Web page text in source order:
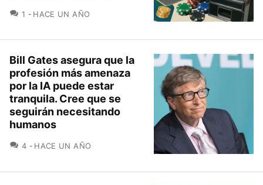
1 COMENTARIOS
HACE UN AÑO
Bill Gates asegura que la
profesión más amenaza
por la IA puede estar
tranquila. Cree que se
seguirán necesitando
humanos
4 COMENTARIOS
HACE UN AÑO